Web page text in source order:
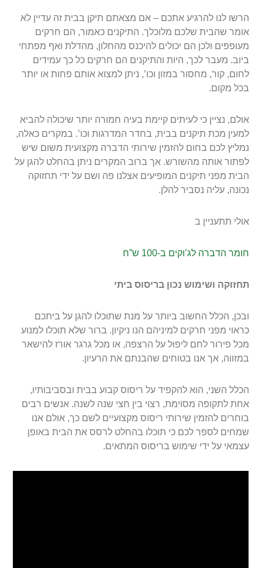
הרשו לנו להרגיע אתכם – אם מצאתם תיקן בבית זה עדיין לא
אומר שהבית שלכם מלוכלך. התיקנים כאמור, הם חרקים
מעופפים ולכן הם יכולים להיכנס מהחלון, מהדלת ואף מפתחי
ביוב. מעבר לכך, היות והתיקנים הם חרקים כל כך עמידים
לחום, קור, מחסור במזון וכו’, ניתן למצוא אותם פחות או יותר
בכל מקום.
אולם, נציין כי לעיתים קיימת בעיה חמורה יותר שיכולה להביא
למעין מכת תיקנים בבית, בחדר המדרגות וכו’. במקרים כאלה,
נמליץ לכם בחום להזמין שירותי הדברה מקצועית משום שיש
לפתור אותה מהשורש. אך ברוב המקרים ניתן בהחלט להגן על
הבית מפני תיקנים המופיעים אצלנו פה ושם על ידי תחזוקה
נכונה, עליה נסביר להלן.
אולי תתעניין ב
חומר הדברה לג’וקים ב-100 ש”ח
תחזוקה ושימוש נכון בריסוס ביתי
ובכן, הכלל החשוב ביותר על מנת שתוכלו להגן על ביתכם
כראוי מפני חרקים למיניהם הנו ניקיון. ברור שלא תוכלו למנוע
מכל פירור לחם ליפול על הרצפה, או מכל גרגר אורז להישאר
במזווה, אך אנו בטוחים שהבנתם את הרעיון.
הכלל השני, הוא להקפיד על ריסוס קבוע בבית ובסביבותיו,
אחת לתקופה מסוימת, רצוי בין חצי שנה לשנה. אנשים רבים
בוחרים להזמין שירותי ריסוס מקצועיים לשם כך, אולם אנו
שמחים לספר לכם כי תוכלו בהחלט לרסס את הבית באופן
עצמאי על ידי שימוש בריסוס המתאים.